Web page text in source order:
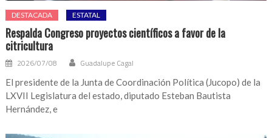
DESTACADA ESTATAL
Respalda Congreso proyectos científicos a favor de la
citricultura
2026/07/08 Guadalupe Cagal
El presidente de la Junta de Coordinación Política (Jucopo) de la
LXVII Legislatura del estado, diputado Esteban Bautista
Hernández, e